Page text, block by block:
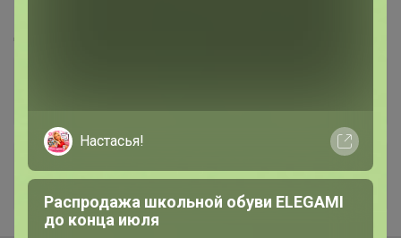
+122
Настасья!
Распродажа школьной обуви ELEGAMI
до конца июля